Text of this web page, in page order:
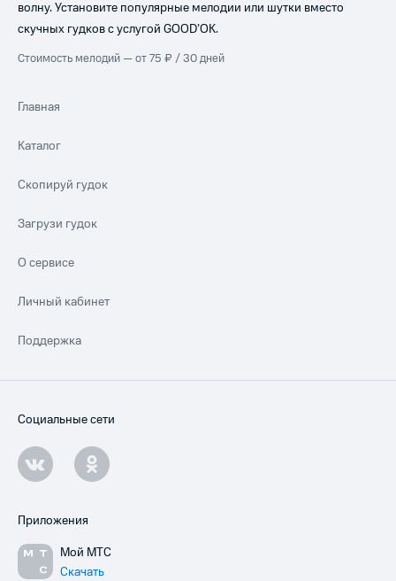
волну. Установите популярные мелодии или шутки вместо
скучных гудков с услугой GOOD’OK.
Стоимость мелодий — от 75 ₽ / 30 дней
Главная
Каталог
Скопируй гудок
Загрузи гудок
О сервисе
Личный кабинет
Поддержка
Социальные сети
Приложения
Мой МТС
Скачать